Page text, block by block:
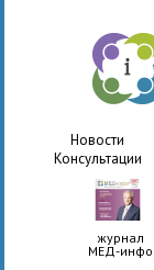
Новости
Консультации
журнал
МЕД-инфо